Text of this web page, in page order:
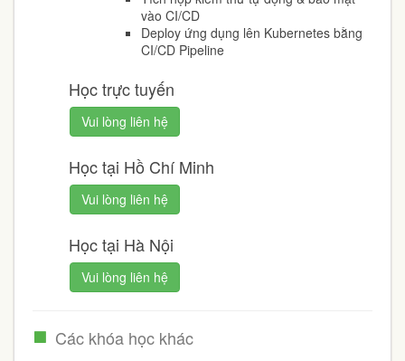
vào CI/CD
Deploy ứng dụng lên Kubernetes bằng
CI/CD Pipeline
Học trực tuyến
Vui lòng liên hệ
Học tại Hồ Chí Minh
Vui lòng liên hệ
Học tại Hà Nội
Vui lòng liên hệ
Các khóa học khác